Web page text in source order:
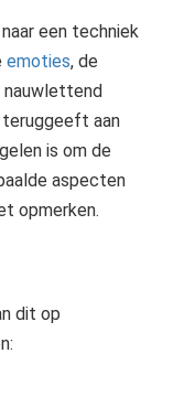
een techniek
emoties, de
nauwlettend
aan
is om de
aspecten
opmerken.
dit op